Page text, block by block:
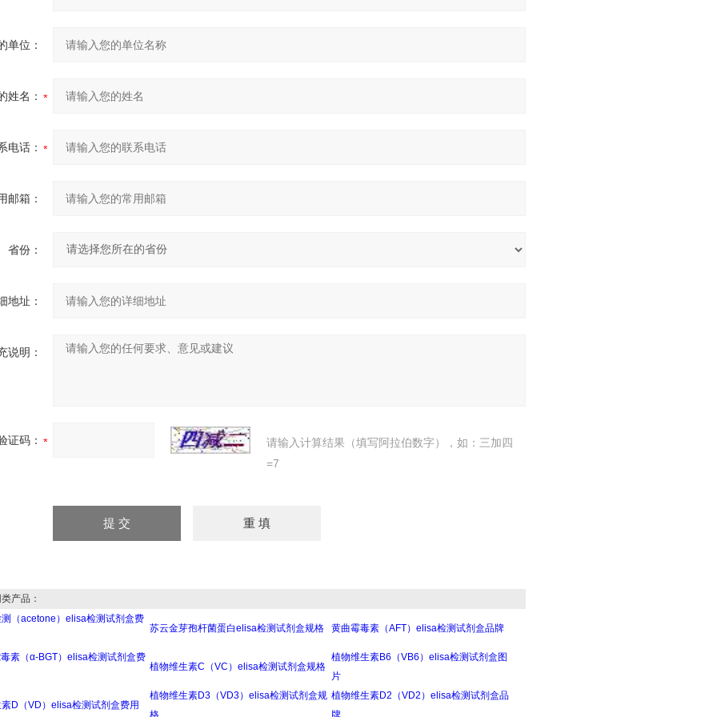
单位：
姓名：
电话：
邮箱：
省份：
地址：
说明：
证码：
请输入计算结果（填写阿拉伯数字），如：三加四
=7
产品：
（acetone）elisa检测试剂盒费
苏云金芽孢杆菌蛋白elisa检测试剂盒规格 黄曲霉毒素（AFT）elisa检测试剂盒品牌
素（α-BGT）elisa检测试剂盒费
植物维生素C（VC）elisa检测试剂盒规格
植物维生素B6（VB6）elisa检测试剂盒图
片
D（VD）elisa检测试剂盒费用
植物维生素D3（VD3）elisa检测试剂盒规
格
植物维生素D2（VD2）elisa检测试剂盒品
牌